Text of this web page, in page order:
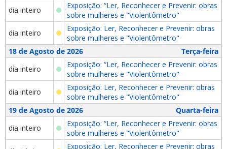
dia inteiro
Exposição: “Ler, Reconhecer e Prevenir: obras
sobre mulheres e "Violentômetro"
dia inteiro
Exposição: Ler, Reconhecer e Prevenir: obras
sobre mulheres e "Violentômetro"
18 de Agosto de 2026
Terça-feira
dia inteiro
Exposição: “Ler, Reconhecer e Prevenir: obras
sobre mulheres e "Violentômetro"
dia inteiro
Exposição: Ler, Reconhecer e Prevenir: obras
sobre mulheres e "Violentômetro"
19 de Agosto de 2026
Quarta-feira
dia inteiro
Exposição: “Ler, Reconhecer e Prevenir: obras
sobre mulheres e "Violentômetro"
Exposição: Ler, Reconhecer e Prevenir: obras